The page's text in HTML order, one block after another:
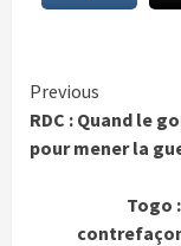
Continue
Reading
Previous
RDC : Quand le
pour mener la
Togo